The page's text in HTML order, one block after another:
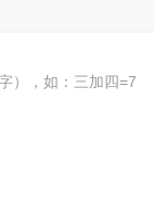
），如：三加四=7